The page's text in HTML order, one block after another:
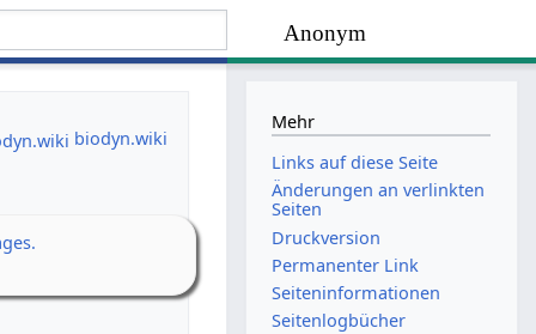
Anonym
biodyn.wiki
Mehr
Links auf diese Seite
Änderungen an verlinkten
Seiten
Druckversion
Permanenter Link
Seiten­­informationen
Seitenlogbücher